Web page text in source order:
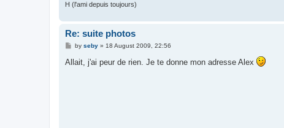
H (l'ami depuis toujours)
Re: suite photos
P
s
t
by seby» 18 August 2009, 22:56
Allait, j'ai peur de rien. Je te donne mon adresse Alex